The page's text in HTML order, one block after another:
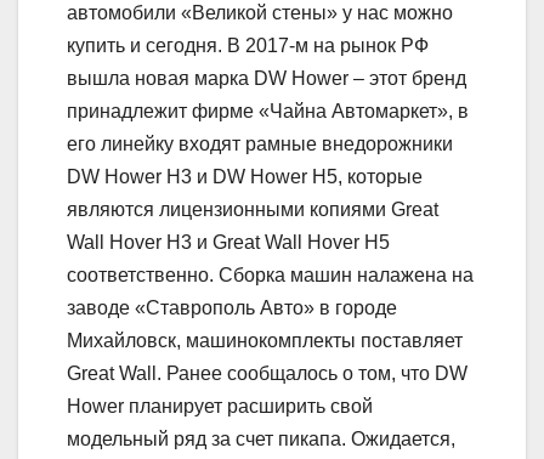
автомобили «Великой стены» у нас можно
купить и сегодня. В 2017-м на рынок РФ
вышла новая марка DW Hower – этот бренд
принадлежит фирме «Чайна Автомаркет», в
его линейку входят рамные внедорожники
DW Hower H3 и DW Hower H5, которые
являются лицензионными копиями Great
Wall Hover H3 и Great Wall Hover H5
соответственно. Сборка машин налажена на
заводе «Ставрополь Авто» в городе
Михайловск, машинокомплекты поставляет
Great Wall. Ранее сообщалось о том, что DW
Hower планирует расширить свой
модельный ряд за счет пикапа. Ожидается,